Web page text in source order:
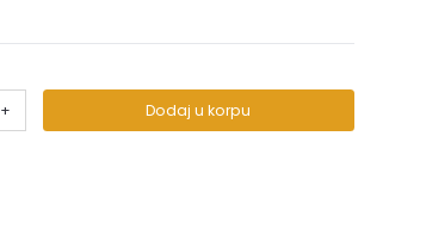
+ Dodaj u korpu